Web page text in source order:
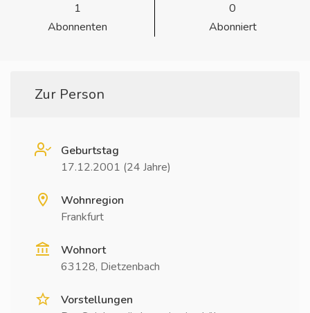
1
Abonnenten
0
Abonniert
Zur Person
Geburtstag
17.12.2001 (24 Jahre)
Wohnregion
Frankfurt
Wohnort
63128, Dietzenbach
Vorstellungen